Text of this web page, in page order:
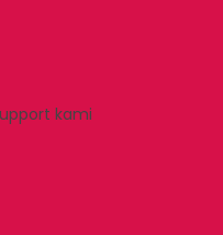
kami